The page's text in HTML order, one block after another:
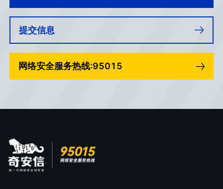
提交信息
网络安全服务热线:95015